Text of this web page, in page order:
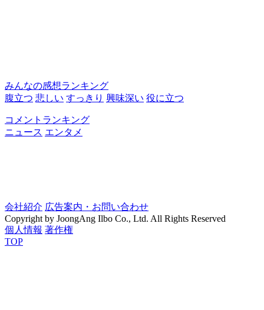
みんなの感想ランキング
腹立つ 悲しい すっきり 興味深い 役に立つ
コメントランキング
ニュース エンタメ
会社紹介 広告案内・お問い合わせ
Copyright by JoongAng Ilbo Co., Ltd. All Rights Reserved
個人情報 著作権
TOP